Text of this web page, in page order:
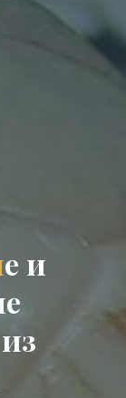
е и
е
из